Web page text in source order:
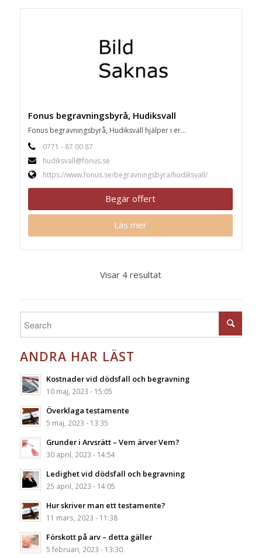
Fonus begravningsbyrå, Hudiksvall
Fonus begravningsbyrå, Hudiksvall hjälper i er...
0771 - 87 00 87
hudiksvall@fonus.se
https://www.fonus.se/begravningsbyra/hudiksvall/
Begär offert
Läs mer
Visar 4 resultat
ANDRA HAR LÄST
Kostnader vid dödsfall och begravning
10 maj, 2023 - 15:05
Överklaga testamente
5 maj, 2023 - 13:35
Grunder i Arvsrätt – Vem ärver Vem?
30 april, 2023 - 14:54
Ledighet vid dödsfall och begravning
25 april, 2023 - 14:05
Hur skriver man ett testamente?
11 mars, 2023 - 11:38
Förskott på arv – detta gäller
5 februari, 2023 - 13:30